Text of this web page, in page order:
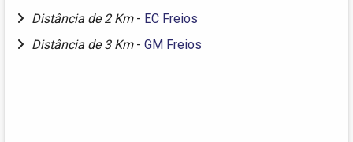
Distância de 2 Km - EC Freios
Distância de 3 Km - GM Freios